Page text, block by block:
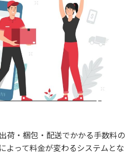
荷・梱包・配送でかかる手数料の
よって料金が変わるシステムとな